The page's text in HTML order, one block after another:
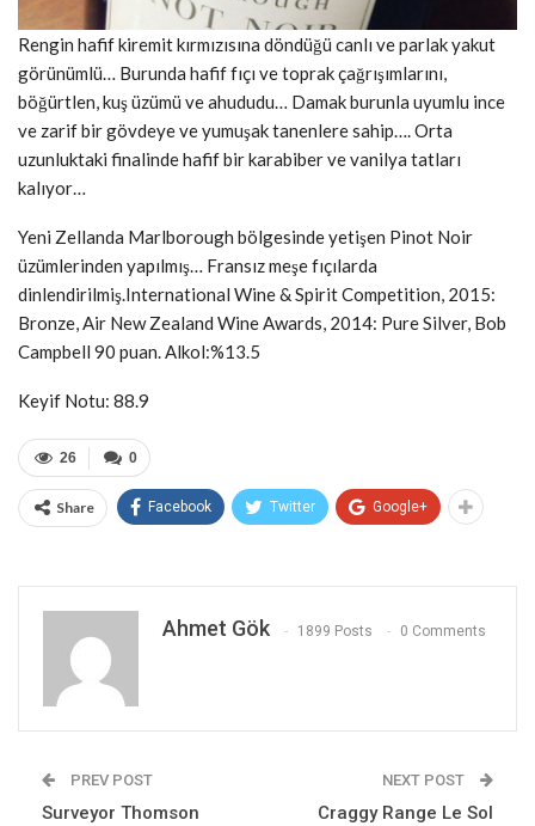
Rengin hafif kiremit kırmızısına döndüğü canlı ve parlak yakut
görünümlü… Burunda hafif fıçı ve toprak çağrışımlarını,
böğürtlen, kuş üzümü ve ahududu… Damak burunla uyumlu ince
ve zarif bir gövdeye ve yumuşak tanenlere sahip…. Orta
uzunluktaki finalinde hafif bir karabiber ve vanilya tatları
kalıyor…
Yeni Zellanda Marlborough bölgesinde yetişen Pinot Noir
üzümlerinden yapılmış… Fransız meşe fıçılarda
dinlendirilmiş.International Wine & Spirit Competition, 2015:
Bronze, Air New Zealand Wine Awards, 2014: Pure Silver, Bob
Campbell 90 puan. Alkol:%13.5
Keyif Notu: 88.9
0
26
Share Facebook Twitter Google+
Ahmet Gök 1899 Posts 0 Comments
PREV POST
Surveyor Thomson
NEXT POST
Craggy Range Le Sol